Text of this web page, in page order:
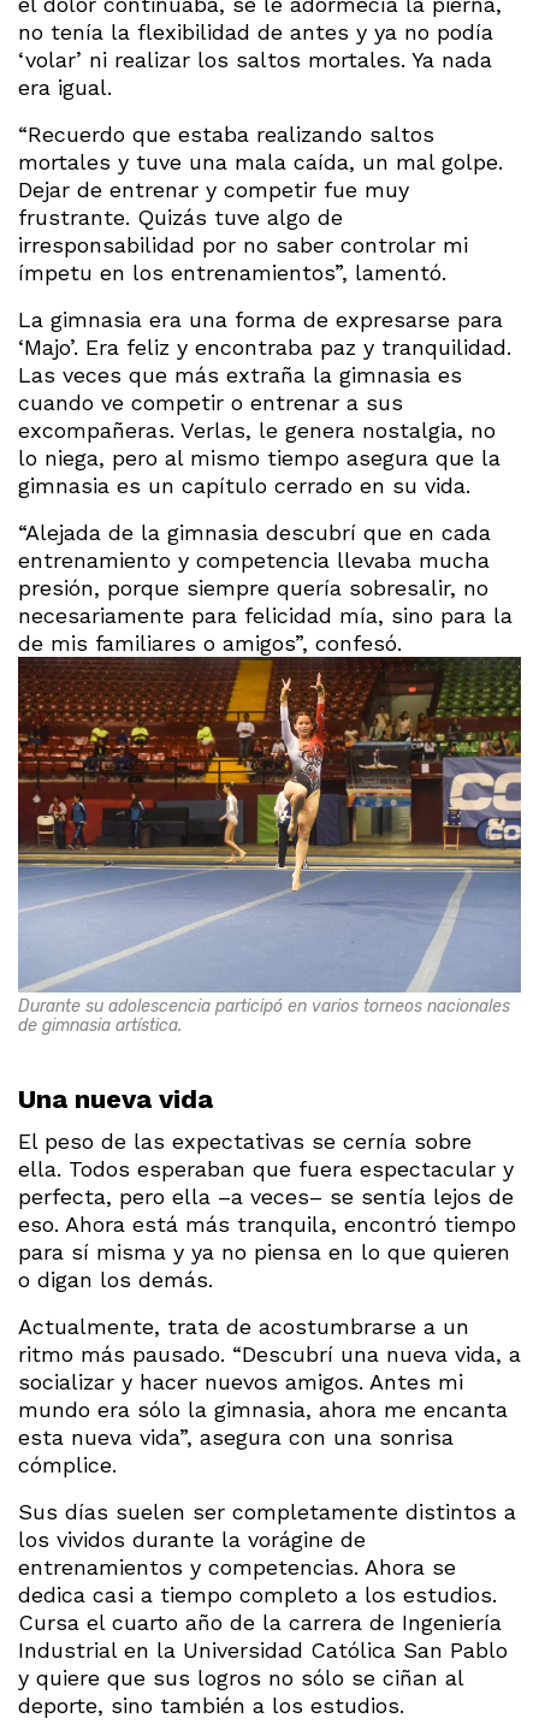
no tenía la flexibilidad de antes y ya no podía
‘volar’ ni realizar los saltos mortales. Ya nada
era igual.
“Recuerdo que estaba realizando saltos
mortales y tuve una mala caída, un mal golpe.
Dejar de entrenar y competir fue muy
frustrante. Quizás tuve algo de
irresponsabilidad por no saber controlar mi
ímpetu en los entrenamientos”, lamentó.
La gimnasia era una forma de expresarse para
‘Majo’. Era feliz y encontraba paz y tranquilidad.
Las veces que más extraña la gimnasia es
cuando ve competir o entrenar a sus
excompañeras. Verlas, le genera nostalgia, no
lo niega, pero al mismo tiempo asegura que la
gimnasia es un capítulo cerrado en su vida.
“Alejada de la gimnasia descubrí que en cada
entrenamiento y competencia llevaba mucha
presión, porque siempre quería sobresalir, no
necesariamente para felicidad mía, sino para la
de mis familiares o amigos”, confesó.
Durante su adolescencia participó en varios torneos nacionales
de gimnasia artística.
Una nueva vida
El peso de las expectativas se cernía sobre
ella. Todos esperaban que fuera espectacular y
perfecta, pero ella –a veces– se sentía lejos de
eso. Ahora está más tranquila, encontró tiempo
para sí misma y ya no piensa en lo que quieren
o digan los demás.
Actualmente, trata de acostumbrarse a un
ritmo más pausado. “Descubrí una nueva vida, a
socializar y hacer nuevos amigos. Antes mi
mundo era sólo la gimnasia, ahora me encanta
esta nueva vida”, asegura con una sonrisa
cómplice.
Sus días suelen ser completamente distintos a
los vividos durante la vorágine de
entrenamientos y competencias. Ahora se
dedica casi a tiempo completo a los estudios.
Cursa el cuarto año de la carrera de Ingeniería
Industrial en la Universidad Católica San Pablo
y quiere que sus logros no sólo se ciñan al
deporte, sino también a los estudios.